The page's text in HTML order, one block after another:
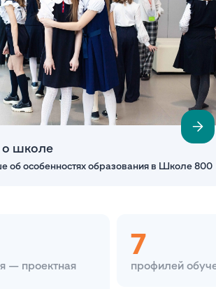
о школе
об особенностях образования в Школе 800
— проектная
7
профилей